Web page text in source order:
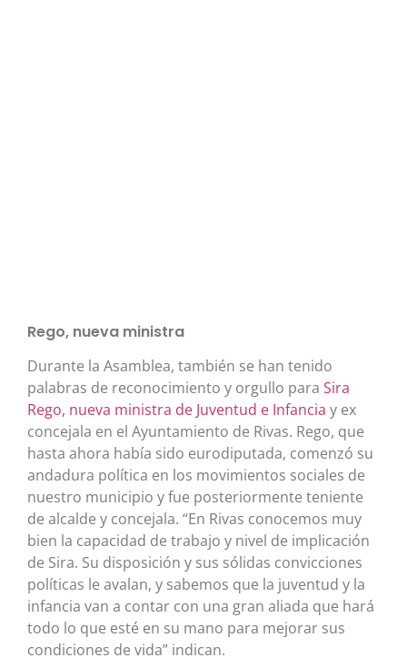
Rego, nueva ministra
Durante la Asamblea, también se han tenido
palabras de reconocimiento y orgullo para Sira
Rego, nueva ministra de Juventud e Infancia y ex
concejala en el Ayuntamiento de Rivas. Rego, que
hasta ahora había sido eurodiputada, comenzó su
andadura política en los movimientos sociales de
nuestro municipio y fue posteriormente teniente
de alcalde y concejala. “En Rivas conocemos muy
bien la capacidad de trabajo y nivel de implicación
de Sira. Su disposición y sus sólidas convicciones
políticas le avalan, y sabemos que la juventud y la
infancia van a contar con una gran aliada que hará
todo lo que esté en su mano para mejorar sus
condiciones de vida” indican.